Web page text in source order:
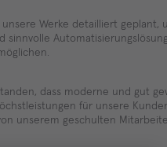
unsere Werke detailliert geplant,
sinnvolle
dass moderne und gut
für unsere
unserem geschulten